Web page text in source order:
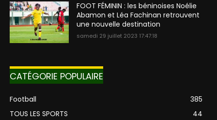
FOOT FÉMININ : les béninoises Noélie
Abamon et Léa Fachinan retrouvent
une nouvelle destination
samedi 29 juillet 2023 17:47:18
CATÉGORIE POPULAIRE
Football
385
TOUS LES SPORTS
44